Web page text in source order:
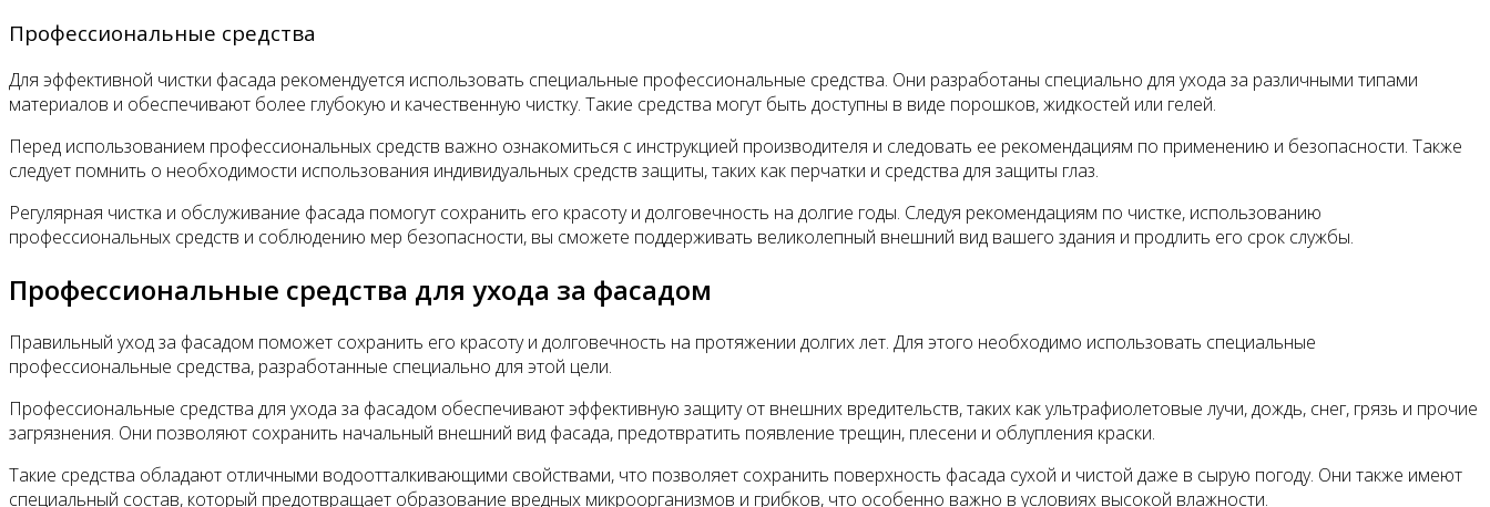
Профессиональные средства
Для эффективной чистки фасада рекомендуется использовать специальные профессиональные средства. Они разработаны специально для ухода за различными типами
материалов и обеспечивают более глубокую и качественную чистку. Такие средства могут быть доступны в виде порошков, жидкостей или гелей.
Перед использованием профессиональных средств важно ознакомиться с инструкцией производителя и следовать ее рекомендациям по применению и безопасности. Также
следует помнить о необходимости использования индивидуальных средств защиты, таких как перчатки и средства для защиты глаз.
Регулярная чистка и обслуживание фасада помогут сохранить его красоту и долговечность на долгие годы. Следуя рекомендациям по чистке, использованию
профессиональных средств и соблюдению мер безопасности, вы сможете поддерживать великолепный внешний вид вашего здания и продлить его срок службы.
Профессиональные средства для ухода за фасадом
Правильный уход за фасадом поможет сохранить его красоту и долговечность на протяжении долгих лет. Для этого необходимо использовать специальные
профессиональные средства, разработанные специально для этой цели.
Профессиональные средства для ухода за фасадом обеспечивают эффективную защиту от внешних вредительств, таких как ультрафиолетовые лучи, дождь, снег, грязь и прочие
загрязнения. Они позволяют сохранить начальный внешний вид фасада, предотвратить появление трещин, плесени и облупления краски.
Такие средства обладают отличными водоотталкивающими свойствами, что позволяет сохранить поверхность фасада сухой и чистой даже в сырую погоду. Они также имеют
специальный состав, который предотвращает образование вредных микроорганизмов и грибков, что особенно важно в условиях высокой влажности.